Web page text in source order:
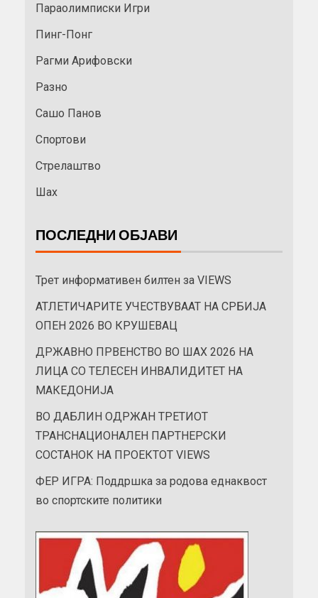
Параолимписки Игри
Пинг-Понг
Рагми Арифовски
Разно
Сашо Панов
Спортови
Стрелаштво
Шах
ПОСЛЕДНИ ОБЈАВИ
Трет информативен билтен за VIEWS
АТЛЕТИЧАРИТЕ УЧЕСТВУВААТ НА СРБИЈА
ОПЕН 2026 ВО КРУШЕВАЦ
ДРЖАВНО ПРВЕНСТВО ВО ШАХ 2026 НА
ЛИЦА СО ТЕЛЕСЕН ИНВАЛИДИТЕТ НА
МАКЕДОНИЈА
ВО ДАБЛИН ОДРЖАН ТРЕТИОТ
ТРАНСНАЦИОНАЛЕН ПАРТНЕРСКИ
СОСТАНОК НА ПРОЕКТОТ VIEWS
ФЕР ИГРА: Поддршка за родова еднаквост
во спортските политики